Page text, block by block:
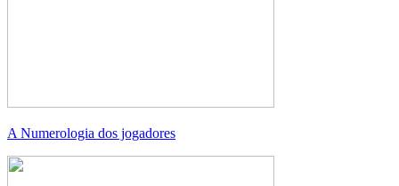
A Numerologia dos jogadores